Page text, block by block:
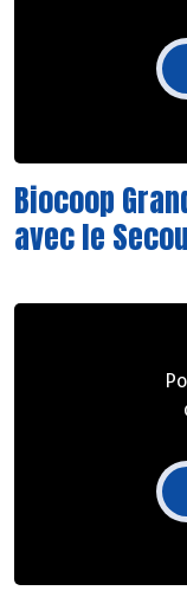
Biocoop
avec le